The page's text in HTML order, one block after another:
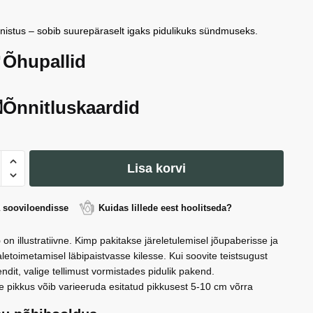
– sobib suurepäraselt igaks pidulikuks sündmuseks.
Lisa korvi
sooviloendisse Kuidas lillede eest hoolitseda?
on illustratiivne. Kimp pakitakse järeletulemisel jõupaberisse ja
läbipaistvasse kilesse. Kui soovite teistsugust
valige tellimust vormistades pidulik pakend.
pikkus võib varieeruda esitatud pikkusest 5-10 cm võrra